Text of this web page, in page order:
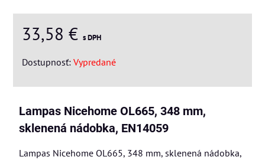
33,58 € s DPH
Dostupnosť: Vypredané
Lampas Nicehome OL665, 348 mm,
sklenená nádobka, EN14059
Lampas Nicehome OL665, 348 mm, sklenená nádobka,